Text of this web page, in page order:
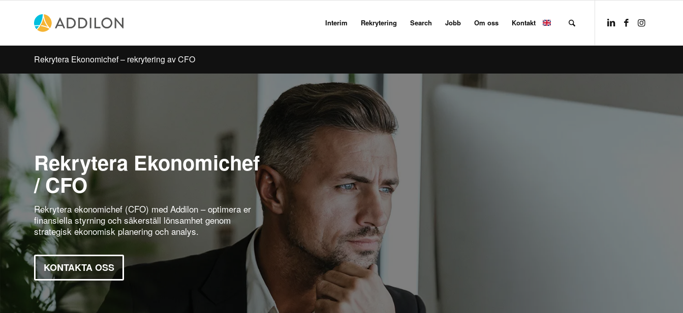
Interim Rekrytering Search Jobb Om oss Kontakt
Rekrytera Ekonomichef – rekrytering av CFO
Rekrytera Ekonomichef
/ CFO
Rekrytera ekonomichef (CFO) med Addilon – optimera er
finansiella styrning och säkerställ lönsamhet genom
strategisk ekonomisk planering och analys.
KONTAKTA OSS